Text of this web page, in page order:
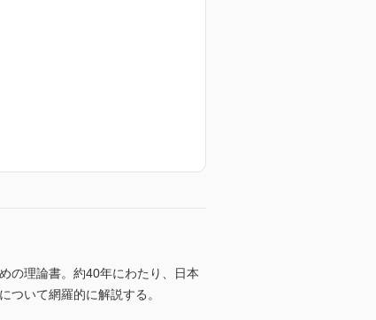
の理論書。約40年にわたり、日本
ついて網羅的に解説する。